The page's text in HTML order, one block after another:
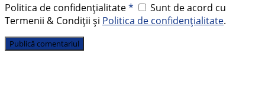
Politica de confidențialitate*
Sunt de acord cu
Termenii & Condiții și Politica de confidențialitate.